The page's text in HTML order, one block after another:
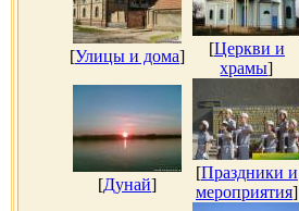
[Улицы и дома] [Церкви и
храмы]
[Дунай]
[Праздники и
мероприятия]